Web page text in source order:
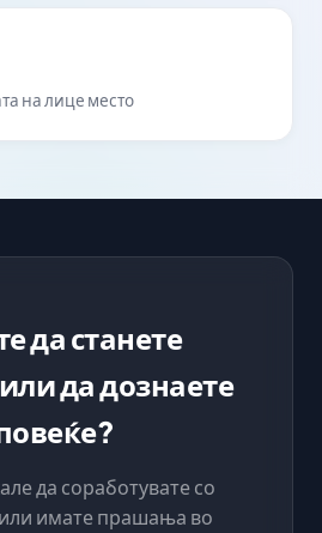
на лице место
да станете
да дознаете
да соработувате со
имате прашања во